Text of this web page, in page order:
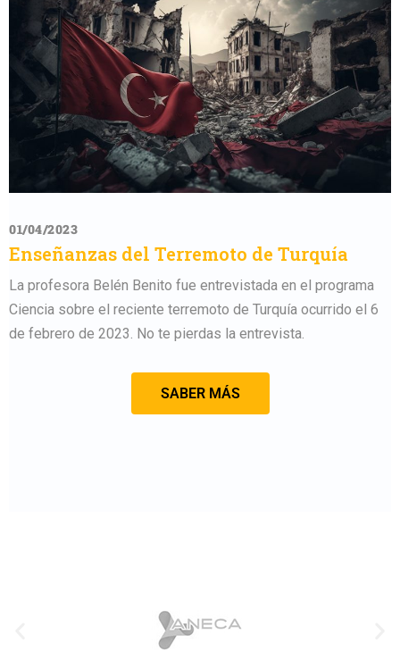
01/04/2023
Enseñanzas del Terremoto de Turquía
La profesora Belén Benito fue entrevistada en el programa
Ciencia sobre el reciente terremoto de Turquía ocurrido el 6
de febrero de 2023. No te pierdas la entrevista.
SABER MÁS